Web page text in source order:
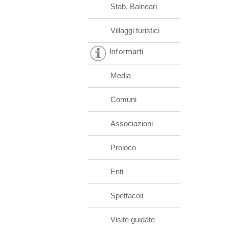
Stab. Balneari
Villaggi turistici
Informarti
Media
Comuni
Associazioni
Proloco
Enti
Spettacoli
Visite guidate